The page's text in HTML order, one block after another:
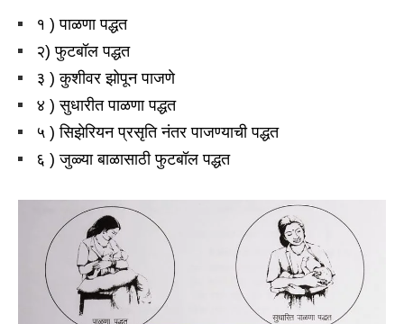
१ ) पाळणा पद्धत
२) फुटबॉल पद्धत
३ ) कुशीवर झोपून पाजणे
४ ) सुधारीत पाळणा पद्धत
५ ) सिझेरियन प्रसृति नंतर पाजण्याची पद्धत
६ ) जुळ्या बाळासाठी फुटबॉल पद्धत